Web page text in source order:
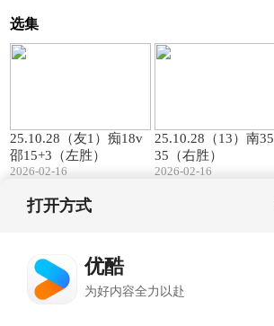
选集
25.10.28（友1）痴18v
邵15+3（左胜）
2026-02-16
25.10.28（13）南
35（右胜）
2026-02-16
打开方式
优酷
为好内容全力以赴